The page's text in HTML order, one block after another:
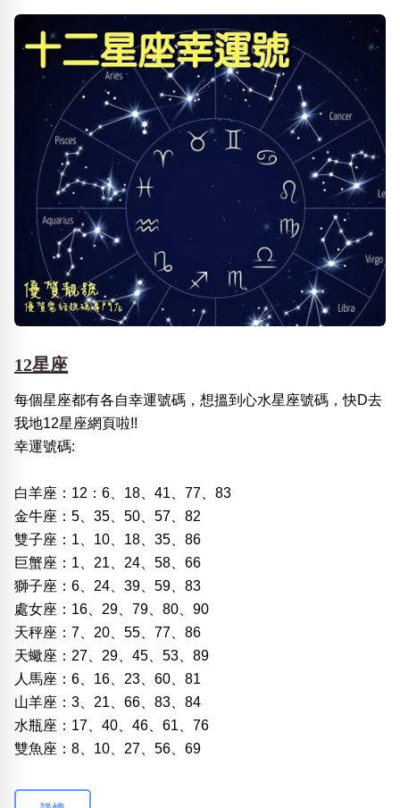
12星座
每個星座都有各自幸運號碼，想搵到心水星座號碼，快D去
我地12星座網頁啦!!
幸運號碼:
白羊座：12：6、18、41、77、83
金牛座：5、35、50、57、82
雙子座：1、10、18、35、86
巨蟹座：1、21、24、58、66
獅子座：6、24、39、59、83
處女座：16、29、79、80、90
天秤座：7、20、55、77、86
天蠍座：27、29、45、53、89
人馬座：6、16、23、60、81
山羊座：3、21、66、83、84
水瓶座：17、40、46、61、76
雙魚座：8、10、27、56、69